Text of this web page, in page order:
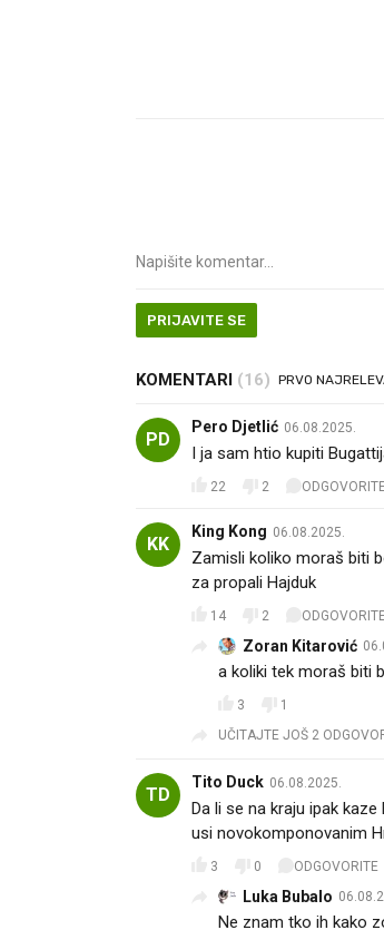
PRIJAVITE SE
KOMENTARI (16) PRVO
PD
Pero Djetlić 06.08.2025.
I ja sam htio kupiti
22 2 ODGOVORITE
KK
King Kong 06.08.2025.
Zamisli koliko moraš biti
za propali Hajduk 🤣🤣
14 2 ODGOVORITE
Zoran Kitarović
a koliki tek moraš biti
3
1
UČITAJTE JOŠ 2
TD
Tito Duck 06.08.2025.
Da li se na kraju ipak
usi novokomponovanim
3 0 ODGOVORITE
Luka Bubalo
Ne znam tko ih kako